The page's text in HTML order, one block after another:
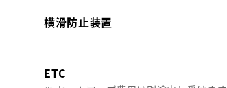
横滑防止装置
ETC